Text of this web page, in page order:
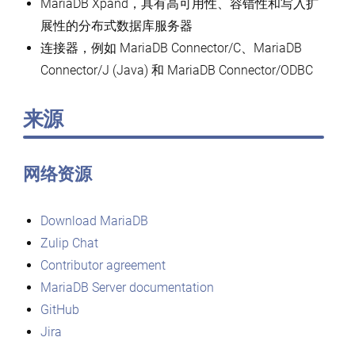
MariaDB Xpand，具有高可用性、容错性和写入扩
展性的分布式数据库服务器
连接器，例如 MariaDB Connector/C、MariaDB
Connector/J (Java) 和 MariaDB Connector/ODBC
来源
网络资源
Download MariaDB
Zulip Chat
Contributor agreement
MariaDB Server documentation
GitHub
Jira